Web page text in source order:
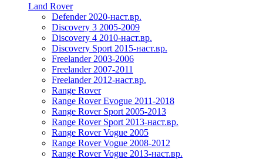
Land Rover
Defender 2020-наст.вр.
Discovery 3 2005-2009
Discovery 4 2010-наст.вр.
Discovery Sport 2015-наст.вр.
Freelander 2003-2006
Freelander 2007-2011
Freelander 2012-наст.вр.
Range Rover
Range Rover Evogue 2011-2018
Range Rover Sport 2005-2013
Range Rover Sport 2013-наст.вр.
Range Rover Vogue 2005
Range Rover Vogue 2008-2012
Range Rover Vogue 2013-наст.вр.